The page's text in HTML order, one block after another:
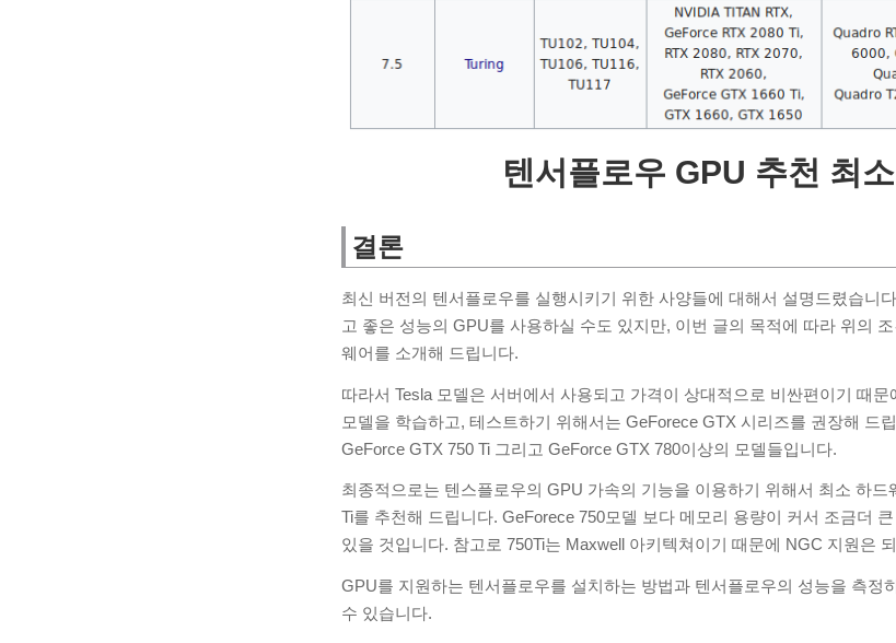
텐서플로우 GPU 추천 최
결론
최신 버전의 텐서플로우를 실행시키기 위한 사양들에 대해서 설명드렸습니
고 좋은 성능의 GPU를 사용하실 수도 있지만, 이번 글의 목적에 따라 위의
웨어를 소개해 드립니다.
따라서 Tesla 모델은 서버에서 사용되고 가격이 상대적으로 비싼편이기 때
모델을 학습하고, 테스트하기 위해서는 GeForece GTX 시리즈를 권장해 드
GeForce GTX 750 Ti 그리고 GeForce GTX 780이상의 모델들입니다.
최종적으로는 텐스플로우의 GPU 가속의 기능을 이용하기 위해서 최소 하드
Ti를 추천해 드립니다. GeForece 750모델 보다 메모리 용량이 커서 조금더
있을 것입니다. 참고로 750Ti는 Maxwell 아키텍쳐이기 때문에 NGC 지원은
GPU를 지원하는 텐서플로우를 설치하는 방법과 텐서플로우의 성능을 측정
수 있습니다.